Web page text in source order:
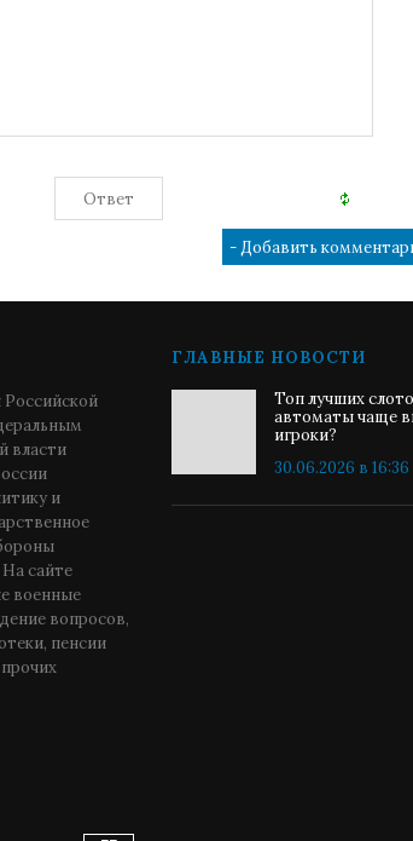
власти
и
сайте
военные
вопросов,
пенсии
ГЛАВНЫЕ НОВОСТИ
Топ лучших
автоматы чаще
игроки?
30.06.2026 в 16:36